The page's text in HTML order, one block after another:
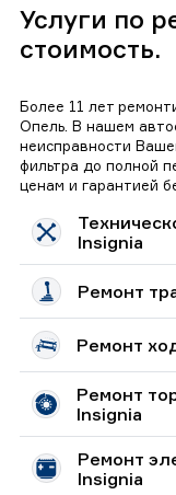
Услуги по
стоимость.
Более 11 лет
Опель. В нашем
неисправности
фильтра до полной
ценам и гарантией
Insignia
Ремонт
Ремонт
Ремонт
Insignia
Ремонт
Insignia